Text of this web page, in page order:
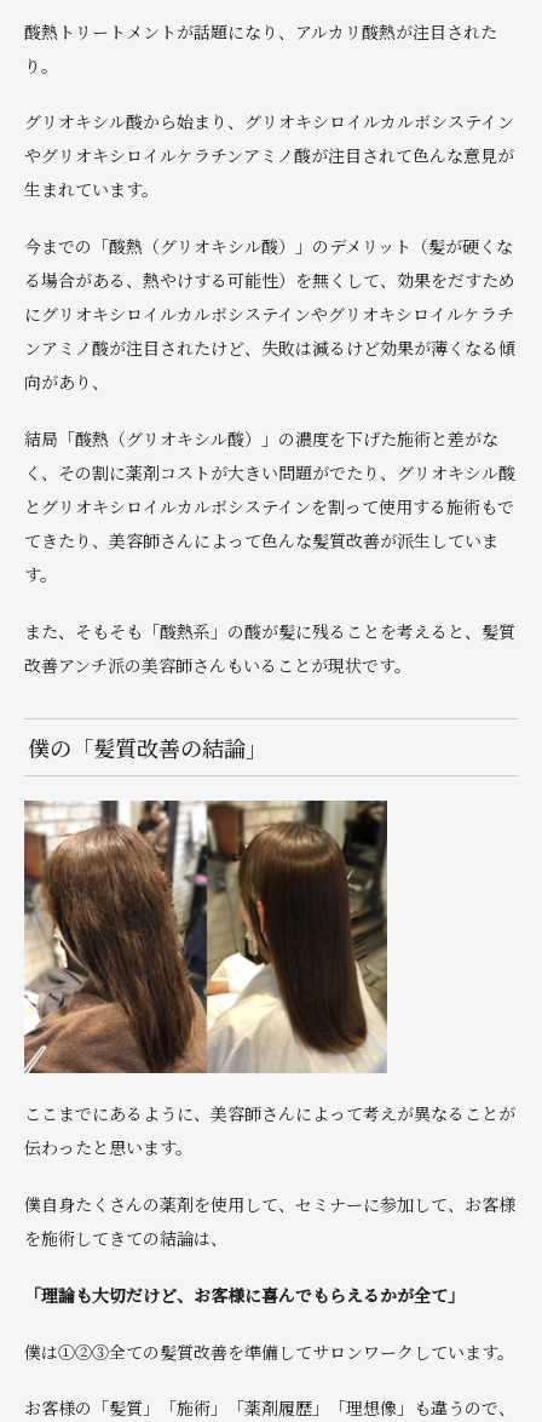
酸熱トリートメントが話題になり、アルカリ酸熱が注目された
り。
グリオキシル酸から始まり、グリオキシロイルカルボシステイン
やグリオキシロイルケラチンアミノ酸が注目されて色んな意見が
生まれています。
今までの「酸熱（グリオキシル酸）」のデメリット（髪が硬くな
る場合がある、熱やけする可能性）を無くして、効果をだすため
にグリオキシロイルカルボシステインやグリオキシロイルケラチ
ンアミノ酸が注目されたけど、失敗は減るけど効果が薄くなる傾
向があり、
結局「酸熱（グリオキシル酸）」の濃度を下げた施術と差がな
く、その割に薬剤コストが大きい問題がでたり、グリオキシル酸
とグリオキシロイルカルボシステインを割って使用する施術もで
てきたり、美容師さんによって色んな髪質改善が派生していま
す。
また、そもそも「酸熱系」の酸が髪に残ることを考えると、髪質
改善アンチ派の美容師さんもいることが現状です。
僕の「髪質改善の結論」
ここまでにあるように、美容師さんによって考えが異なることが
伝わったと思います。
僕自身たくさんの薬剤を使用して、セミナーに参加して、お客様
を施術してきての結論は、
「理論も大切だけど、お客様に喜んでもらえるかが全て」
僕は①②③全ての髪質改善を準備してサロンワークしています。
お客様の「髪質」「施術」「薬剤履歴」「理想像」も違うので、